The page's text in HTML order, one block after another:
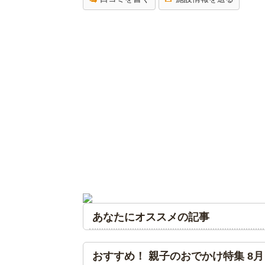
あなたにオススメの記事
おすすめ！ 親子のおでかけ特集 8月